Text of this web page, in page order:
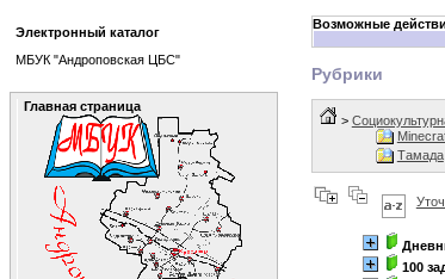
Возможные
Рубрики
>
Тамада
100
Электронный каталог
МБУК "Андроповская ЦБС"
Главная страница